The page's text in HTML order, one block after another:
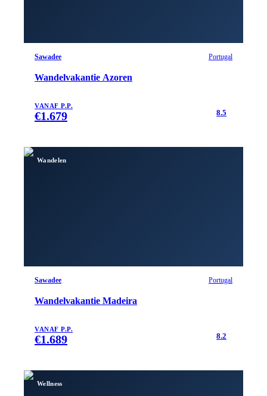
Sawadee Portugal
Wandelvakantie Azoren
VANAF P.P.
€1.679 8.5
Wandelen
Sawadee Portugal
Wandelvakantie Madeira
VANAF P.P.
€1.689 8.2
Wellness